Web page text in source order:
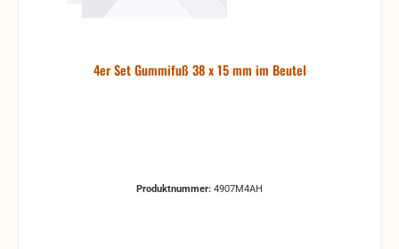
4er Set Gummifuß 38 x 15 mm im Beutel
Produktnummer: 4907M4AH